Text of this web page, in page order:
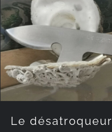
Le désatroqueur